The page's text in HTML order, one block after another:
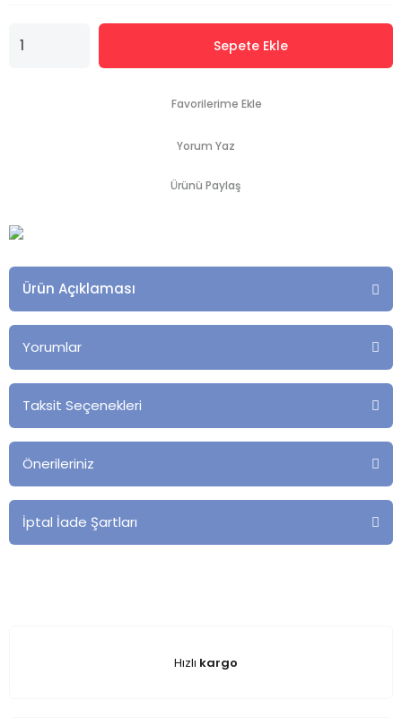
Sepete Ekle
Yorum Yaz
Ürünü Paylaş
Ürün Açıklaması
Yorumlar
Taksit Seçenekleri
Önerileriniz
İptal İade Şartları
Hızlı kargo